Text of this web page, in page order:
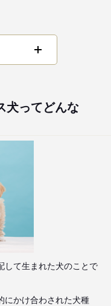
犬ってどんな
して生まれた犬のことで
にかけ合わされた犬種